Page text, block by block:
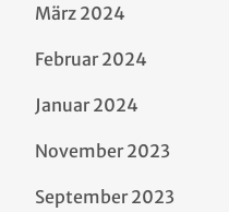
März 2024
Februar 2024
Januar 2024
November 2023
September 2023